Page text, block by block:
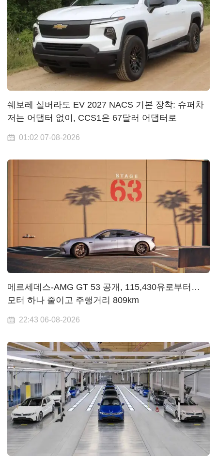
쉐보레 실버라도 EV 2027 NACS 기본 장착: 슈퍼차
저는 어댑터 없이, CCS1은 67달러 어댑터로
01:02 07-08-2026
메르세데스-AMG GT 53 공개, 115,430유로부터…
모터 하나 줄이고 주행거리 809km
22:43 06-08-2026